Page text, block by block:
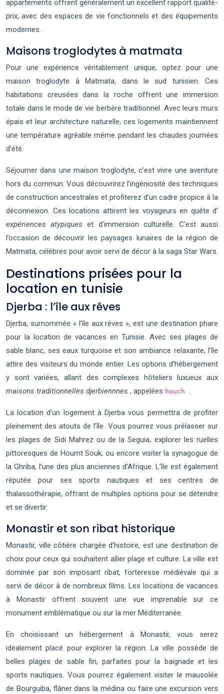
appartements offrent généralement un excellent rapport qualité-
prix, avec des espaces de vie fonctionnels et des équipements
modernes.
Maisons troglodytes à matmata
Pour une expérience véritablement unique, optez pour une
maison troglodyte à Matmata, dans le sud tunisien. Ces
habitations creusées dans la roche offrent une immersion
totale dans le mode de vie berbère traditionnel. Avec leurs murs
épais et leur architecture naturelle, ces logements maintiennent
une température agréable même pendant les chaudes journées
d’été.
Séjourner dans une maison troglodyte, c’est vivre une aventure
hors du commun. Vous découvrirez l’ingéniosité des techniques
de construction ancestrales et profiterez d’un cadre propice à la
déconnexion. Ces locations attirent les voyageurs en quête d’
expériences atypiqueset d’immersion culturelle. C’est aussi
l’occasion de découvrir les paysages lunaires de la région de
Matmata, célèbres pour avoir servi de décor à la saga Star Wars.
Destinations prisées pour la
location en tunisie
Djerba : l’île aux rêves
Djerba, surnommée « l’île aux rêves », est une destination phare
pour la location de vacances en Tunisie. Avec ses plages de
sable blanc, ses eaux turquoise et son ambiance relaxante, l’île
attire des visiteurs du monde entier. Les options d’hébergement
y sont variées, allant des complexes hôteliers luxueux aux
maisons traditionnelles djerbiennnes , appelées houch .
La location d’un logement à Djerba vous permettra de profiter
pleinement des atouts de l’île. Vous pourrez vous prélasser sur
les plages de Sidi Mahrez ou de la Seguia, explorer les ruelles
pittoresques de Houmt Souk, ou encore visiter la synagogue de
la Ghriba, l’une des plus anciennes d’Afrique. L’île est également
réputée pour ses sports nautiques et ses centres de
thalassothérapie, offrant de multiples options pour se détendre
et se divertir.
Monastir et son ribat historique
Monastir, ville côtière chargée d’histoire, est une destination de
choix pour ceux qui souhaitent allier plage et culture. La ville est
dominée par son imposant ribat, forteresse médiévale qui a
servi de décor à de nombreux films. Les locations de vacances
à Monastir offrent souvent une vue imprenable sur ce
monument emblématique ou sur la mer Méditerranée.
En choisissant un hébergement à Monastir, vous serez
idéalement placé pour explorer la région. La ville possède de
belles plages de sable fin, parfaites pour la baignade et les
sports nautiques. Vous pourrez également visiter le mausolée
de Bourguiba, flâner dans la médina ou faire une excursion vers